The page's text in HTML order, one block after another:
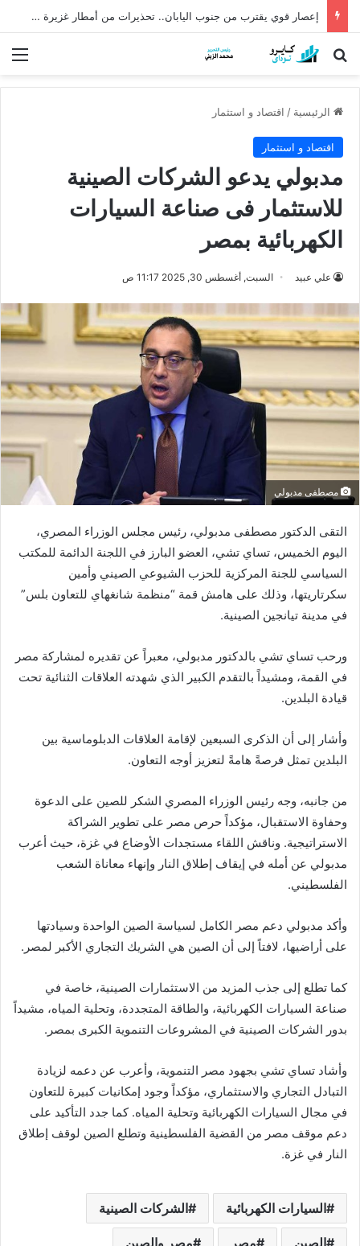
إعصار قوي يقترب من جنوب اليابان.. تحذيرات من أمطار غزيرة وانهيارات أرضية
بحث عن
الرئيسية / اقتصاد و استثمار
اقتصاد و استثمار
مدبولي يدعو الشركات الصينية
للاستثمار فى صناعة السيارات
الكهربائية بمصر
علي عبيد السبت, أغسطس 30, 2025 11:17 ص
مصطفى مدبولي
التقى الدكتور مصطفى مدبولي، رئيس مجلس الوزراء المصري،
اليوم الخميس، تساي تشي، العضو البارز في اللجنة الدائمة للمكتب
السياسي للجنة المركزية للحزب الشيوعي الصيني وأمين
سكرتاريتها، وذلك على هامش قمة “منظمة شانغهاي للتعاون بلس”
في مدينة تيانجين الصينية.
ورحب تساي تشي بالدكتور مدبولي، معبراً عن تقديره لمشاركة مصر
في القمة، ومشيداً بالتقدم الكبير الذي شهدته العلاقات الثنائية تحت
قيادة البلدين.
وأشار إلى أن الذكرى السبعين لإقامة العلاقات الدبلوماسية بين
البلدين تمثل فرصةً هامةً لتعزيز أوجه التعاون.
من جانبه، وجه رئيس الوزراء المصري الشكر للصين على الدعوة
وحفاوة الاستقبال، مؤكداً حرص مصر على تطوير الشراكة
الاستراتيجية. وناقش اللقاء مستجدات الأوضاع في غزة، حيث أعرب
مدبولي عن أمله في إيقاف إطلاق النار وإنهاء معاناة الشعب
الفلسطيني.
وأكد مدبولي دعم مصر الكامل لسياسة الصين الواحدة وسيادتها
على أراضيها، لافتاً إلى أن الصين هي الشريك التجاري الأكبر لمصر.
كما تطلع إلى جذب المزيد من الاستثمارات الصينية، خاصة في
صناعة السيارات الكهربائية، والطاقة المتجددة، وتحلية المياه، مشيداً
بدور الشركات الصينية في المشروعات التنموية الكبرى بمصر.
وأشاد تساي تشي بجهود مصر التنموية، وأعرب عن دعمه لزيادة
التبادل التجاري والاستثماري، مؤكداً وجود إمكانيات كبيرة للتعاون
في مجال السيارات الكهربائية وتحلية المياه. كما جدد التأكيد على
دعم موقف مصر من القضية الفلسطينية وتطلع الصين لوقف إطلاق
النار في غزة.
السيارات الكهربائية الشركات الصينية